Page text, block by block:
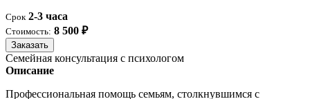
Срок 2-3 часа
Стоимость: 8 500 ₽
Заказать
Семейная консультация с психологом
Описание
Профессиональная помощь семьям, столкнувшимся с